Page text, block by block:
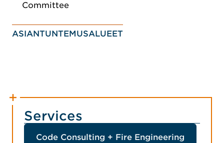
Committee
ASIANTUNTEMUSALUEET
Services
Code Consulting + Fire Engineering